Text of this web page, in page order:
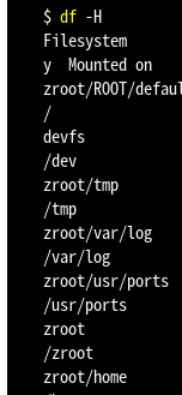
$ df -H
Filesystem
y  Mounted on
zroot/ROOT/
/
/dev
zroot/tmp
/tmp
zroot/var/log
/var/log
zroot/usr/
/usr/ports
zroot
/zroot
zroot/home